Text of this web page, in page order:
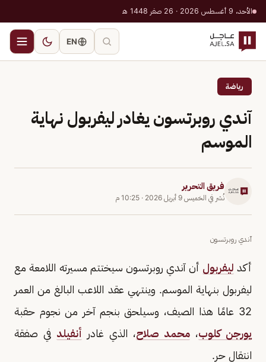
الأحد، 9 أغسطس 2026 · 26 صفر 1448 هـ
EN
رياضة
آندي روبرتسون يغادر ليفربول نهاية
الموسم
فريق التحرير
نُشر في الخميس 9 أبريل 2026 · 10:25 م
آندي روبرتسون
أكد ليفربول أن آندي روبرتسون سيختتم مسيرته اللامعة مع
ليفربول بنهاية الموسم. وينتهي عقد اللاعب البالغ من العمر
32 عامًا هذا الصيف، وسيلحق بنجم آخر من نجوم حقبة
يورجن كلوب، محمد صلاح، الذي غادر أنفيلد في صفقة
انتقال حر.